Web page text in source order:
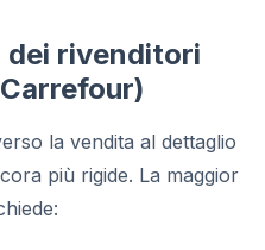
dei rivenditori
la vendita al dettaglio
più rigide. La maggior